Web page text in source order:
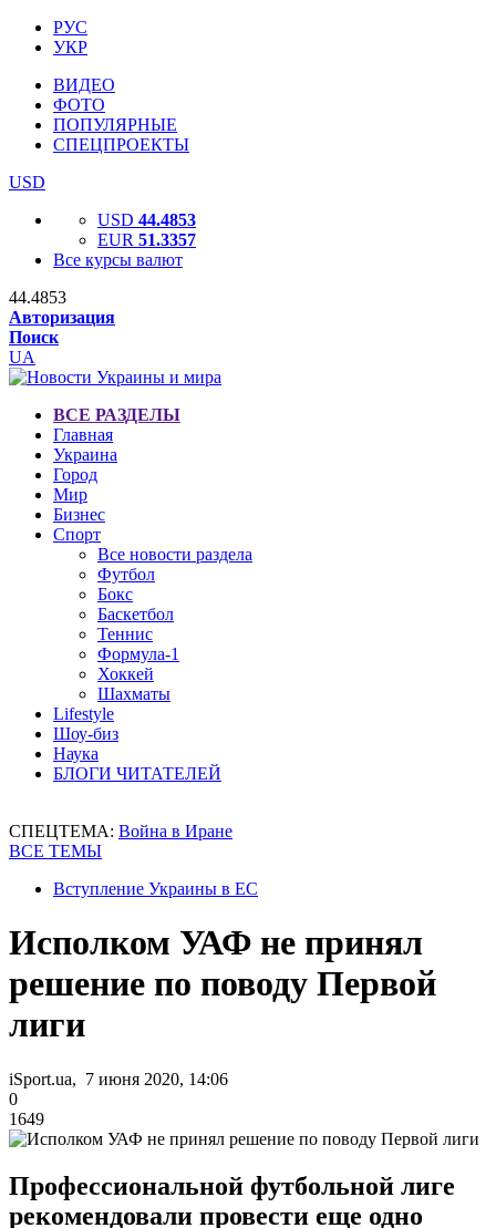
РУС
УКР
ВИДЕО
ФОТО
ПОПУЛЯРНЫЕ
СПЕЦПРОЕКТЫ
USD
USD 44.4853
EUR 51.3357
Все курсы валют
44.4853
Авторизация
Поиск
UA
ВСЕ РАЗДЕЛЫ
Главная
Украина
Город
Мир
Бизнес
Спорт
Все новости раздела
Футбол
Бокс
Баскетбол
Теннис
Формула-1
Хоккей
Шахматы
Lifestyle
Шоу-биз
Наука
БЛОГИ ЧИТАТЕЛЕЙ
СПЕЦТЕМА: Война в Иране
ВСЕ ТЕМЫ
Вступление Украины в ЕС
Исполком УАФ не принял
решение по поводу Первой
лиги
iSport.ua, 7 июня 2020, 14:06
0
1649
Профессиональной футбольной лиге
рекомендовали провести еще одно